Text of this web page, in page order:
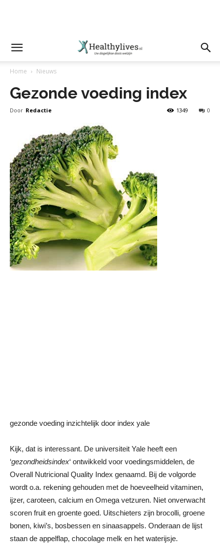
Home Nieuws
Gezonde voeding index
Door Redactie 0
1349
gezonde voeding inzichtelijk door index yale
Kijk, dat is interessant. De universiteit Yale heeft een
‘gezondheidsindex‘ ontwikkeld voor voedingsmiddelen, de
Overall Nutricional Quality Index genaamd. Bij de volgorde
wordt o.a. rekening gehouden met de hoeveelheid vitaminen,
ijzer, caroteen, calcium en Omega vetzuren. Niet onverwacht
scoren fruit en groente goed. Uitschieters zijn brocolli, groene
bonen, kiwi’s, bosbessen en sinaasappels. Onderaan de lijst
staan de appelflap, chocolage melk en het waterijsje.